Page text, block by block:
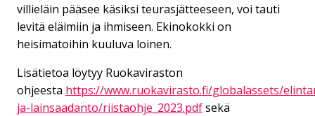
villieläin pääsee käsiksi teurasjätteeseen, voi tauti
levitä eläimiin ja ihmiseen. Ekinokokki on
heisimatoihin kuuluva loinen.
Lisätietoa löytyy Ruokaviraston
ohjeesta https://www.ruokavirasto.fi/globalassets/
ja-lainsaadanto/riistaohje_2023.pdfsekä